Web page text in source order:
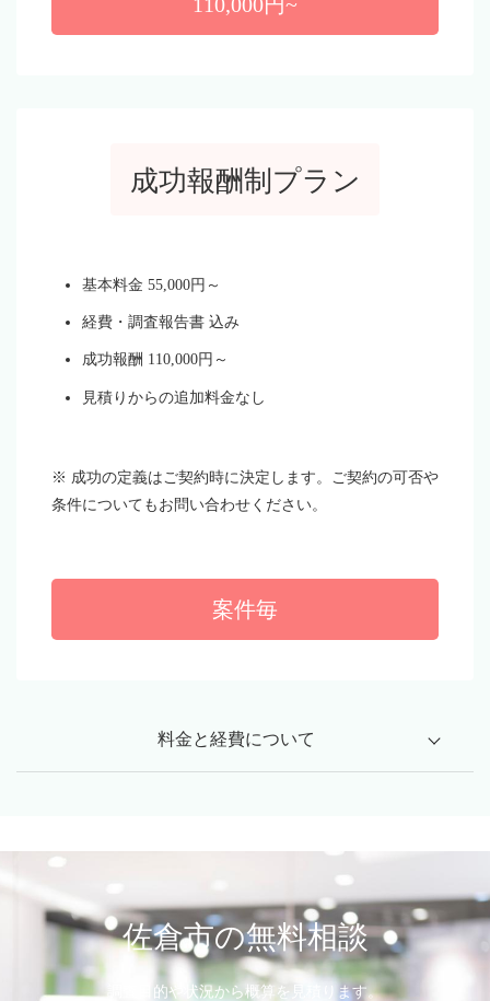
成功報酬制プラン
基本料金 55,000円～
経費・調査報告書 込み
成功報酬 110,000円～
見積りからの追加料金なし
※ 成功の定義はご契約時に決定します。ご契約の可否や
条件についてもお問い合わせください。
案件毎
料金と経費について
第一探偵グループ千葉支部では、皆様に安心してご依頼いた
だけるように料金と経費を明確にしております。
調査経費の内訳
佐倉市の無料相談
調査目的や状況から概算を見積ります。